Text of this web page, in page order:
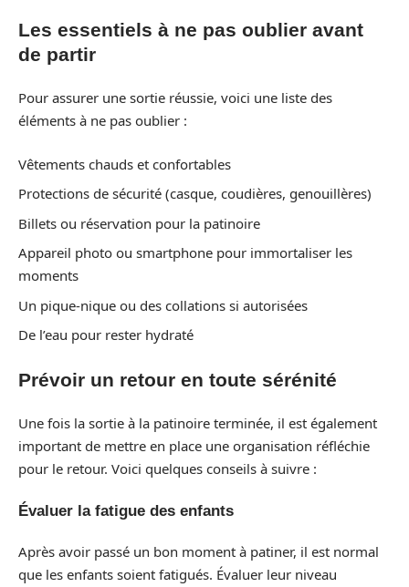
Les essentiels à ne pas oublier avant
de partir
Pour assurer une sortie réussie, voici une liste des
éléments à ne pas oublier :
Vêtements chauds et confortables
Protections de sécurité (casque, coudières, genouillères)
Billets ou réservation pour la patinoire
Appareil photo ou smartphone pour immortaliser les
moments
Un pique-nique ou des collations si autorisées
De l’eau pour rester hydraté
Prévoir un retour en toute sérénité
Une fois la sortie à la patinoire terminée, il est également
important de mettre en place une organisation réfléchie
pour le retour. Voici quelques conseils à suivre :
Évaluer la fatigue des enfants
Après avoir passé un bon moment à patiner, il est normal
que les enfants soient fatigués. Évaluer leur niveau